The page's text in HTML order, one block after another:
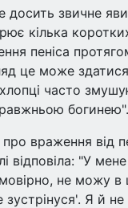
досить звичне
кілька
пеніса
це може
часто
богинею".
про враження від
відповіла: "У
не можу в
Я й не